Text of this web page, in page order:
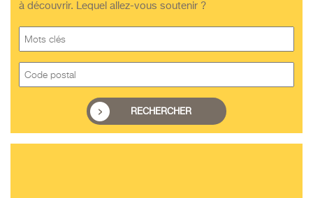
à découvrir. Lequel allez-vous soutenir ?